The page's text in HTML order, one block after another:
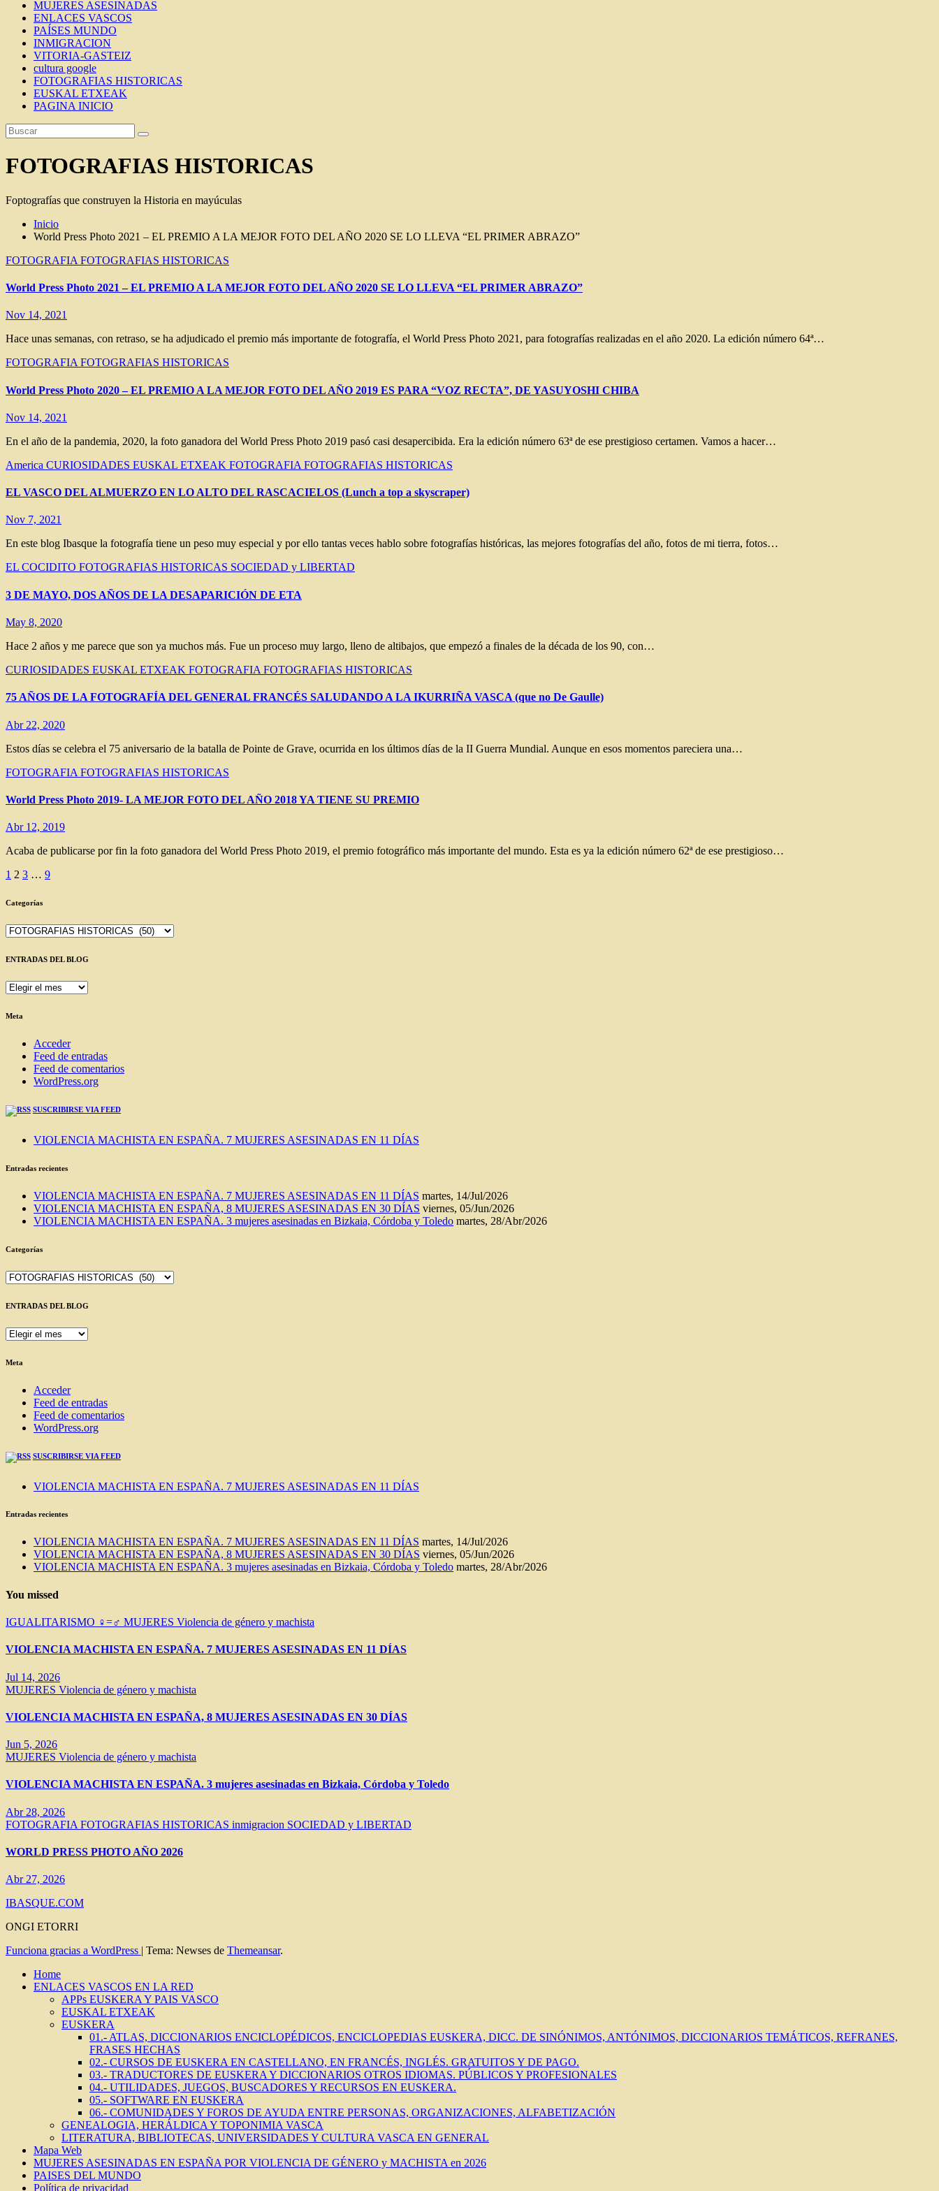
MUJERES ASESINADAS
ENLACES VASCOS
PAÍSES MUNDO
INMIGRACION
VITORIA-GASTEIZ
cultura google
FOTOGRAFIAS HISTORICAS
EUSKAL ETXEAK
PAGINA INICIO
FOTOGRAFIAS HISTORICAS
Foptografías que construyen la Historia en mayúculas
Inicio
World Press Photo 2021 – EL PREMIO A LA MEJOR FOTO DEL AÑO 2020 SE LO LLEVA “EL PRIMER ABRAZO”
FOTOGRAFIA FOTOGRAFIAS HISTORICAS
World Press Photo 2021 – EL PREMIO A LA MEJOR FOTO DEL AÑO 2020 SE LO LLEVA “EL PRIMER ABRAZO”
Nov 14, 2021
Hace unas semanas, con retraso, se ha adjudicado el premio más importante de fotografía, el World Press Photo 2021, para fotografías realizadas en el año 2020. La edición número 64ª…
FOTOGRAFIAFOTOGRAFIAS HISTORICAS
World Press Photo 2020 – EL PREMIO A LA MEJOR FOTO DEL AÑO 2019 ES PARA “VOZ RECTA”, DE YASUYOSHI CHIBA
Nov 14, 2021
En el año de la pandemia, 2020, la foto ganadora del World Press Photo 2019 pasó casi desapercibida. Era la edición número 63ª de ese prestigioso certamen. Vamos a hacer…
America CURIOSIDADES EUSKAL ETXEAK FOTOGRAFIA FOTOGRAFIAS HISTORICAS
EL VASCO DEL ALMUERZO EN LO ALTO DEL RASCACIELOS (Lunch a top a skyscraper)
Nov 7, 2021
En este blog Ibasque la fotografía tiene un peso muy especial y por ello tantas veces hablo sobre fotografías históricas, las mejores fotografías del año, fotos de mi tierra, fotos…
EL COCIDITO FOTOGRAFIAS HISTORICAS SOCIEDAD y LIBERTAD
3 DE MAYO, DOS AÑOS DE LA DESAPARICIÓN DE ETA
May 8, 2020
Hace 2 años y me parece que son ya muchos más. Fue un proceso muy largo, lleno de altibajos, que empezó a finales de la década de los 90, con…
CURIOSIDADES EUSKAL ETXEAK FOTOGRAFIA FOTOGRAFIAS HISTORICAS
75 AÑOS DE LA FOTOGRAFÍA DEL GENERAL FRANCÉS SALUDANDO A LA IKURRIÑA VASCA (que no De Gaulle)
Abr 22, 2020
Estos días se celebra el 75 aniversario de la batalla de Pointe de Grave, ocurrida en los últimos días de la II Guerra Mundial. Aunque en esos momentos pareciera una…
FOTOGRAFIA FOTOGRAFIAS HISTORICAS
World Press Photo 2019- LA MEJOR FOTO DEL AÑO 2018 YA TIENE SU PREMIO
Abr 12, 2019
Acaba de publicarse por fin la foto ganadora del World Press Photo 2019, el premio fotográfico más importante del mundo. Esta es ya la edición número 62ª de ese prestigioso…
Paginación
de
1 2 3 … 9
Categorías
Categorías
ENTRADAS DEL BLOG
ENTRADAS
BLOG
Meta
Acceder
Feed de entradas
Feed de comentarios
WordPress.org
SUSCRIBIRSE VIA FEED
VIOLENCIA MACHISTA EN ESPAÑA. 7 MUJERES ASESINADAS EN 11 DÍAS
Entradas recientes
VIOLENCIA MACHISTA EN ESPAÑA. 7 MUJERES ASESINADAS EN 11 DÍAS martes, 14/Jul/2026
VIOLENCIA MACHISTA EN ESPAÑA, 8 MUJERES ASESINADAS EN 30 DÍAS viernes, 05/Jun/2026
VIOLENCIA MACHISTA EN ESPAÑA. 3 mujeres asesinadas en Bizkaia, Córdoba y Toledo martes, 28/Abr/2026
Categorías
Categorías
ENTRADAS DEL BLOG
ENTRADAS
BLOG
Meta
Acceder
Feed de entradas
Feed de comentarios
WordPress.org
SUSCRIBIRSE VIA FEED
VIOLENCIA MACHISTA EN ESPAÑA. 7 MUJERES ASESINADAS EN 11 DÍAS
Entradas recientes
VIOLENCIA MACHISTA EN ESPAÑA. 7 MUJERES ASESINADAS EN 11 DÍAS martes, 14/Jul/2026
VIOLENCIA MACHISTA EN ESPAÑA, 8 MUJERES ASESINADAS EN 30 DÍAS viernes, 05/Jun/2026
VIOLENCIA MACHISTA EN ESPAÑA. 3 mujeres asesinadas en Bizkaia, Córdoba y Toledo martes, 28/Abr/2026
You missed
IGUALITARISMO ♀=♂ MUJERES Violencia de género y machista
VIOLENCIA MACHISTA EN ESPAÑA. 7 MUJERES ASESINADAS EN 11 DÍAS
Jul 14, 2026
MUJERES Violencia de género y machista
VIOLENCIA MACHISTA EN ESPAÑA, 8 MUJERES ASESINADAS EN 30 DÍAS
Jun 5, 2026
MUJERES Violencia de género y machista
VIOLENCIA MACHISTA EN ESPAÑA. 3 mujeres asesinadas en Bizkaia, Córdoba y Toledo
Abr 28, 2026
FOTOGRAFIA FOTOGRAFIAS HISTORICAS inmigracion SOCIEDAD y LIBERTAD
WORLD PRESS PHOTO AÑO 2026
Abr 27, 2026
IBASQUE.COM
ONGI ETORRI
Funciona gracias a WordPress | Tema: Newses de Themeansar.
Home
ENLACES VASCOS EN LA RED
APPs EUSKERA Y PAIS VASCO
EUSKAL ETXEAK
EUSKERA
01.- ATLAS, DICCIONARIOS ENCICLOPÉDICOS, ENCICLOPEDIAS EUSKERA, DICC. DE SINÓNIMOS, ANTÓNIMOS, DICCIONARIOS TEMÁTICOS, REFRANES,
FRASES HECHAS
02.- CURSOS DE EUSKERA EN CASTELLANO, EN FRANCÉS, INGLÉS. GRATUITOS Y DE PAGO.
03.- TRADUCTORES DE EUSKERA Y DICCIONARIOS OTROS IDIOMAS. PÚBLICOS Y PROFESIONALES
04.- UTILIDADES, JUEGOS, BUSCADORES Y RECURSOS EN EUSKERA.
05.- SOFTWARE EN EUSKERA
06.- COMUNIDADES Y FOROS DE AYUDA ENTRE PERSONAS, ORGANIZACIONES, ALFABETIZACIÓN
GENEALOGIA, HERÁLDICA Y TOPONIMIA VASCA
LITERATURA, BIBLIOTECAS, UNIVERSIDADES Y CULTURA VASCA EN GENERAL
Mapa Web
MUJERES ASESINADAS EN ESPAÑA POR VIOLENCIA DE GÉNERO y MACHISTA en 2026
PAISES DEL MUNDO
Política de privacidad